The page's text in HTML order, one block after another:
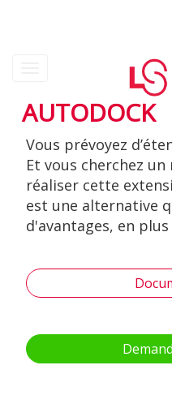
User
account
menu
AUTODOCK
Vous prévoyez
Et vous cherchez
réaliser cette
est une alternative
d'avantages, en